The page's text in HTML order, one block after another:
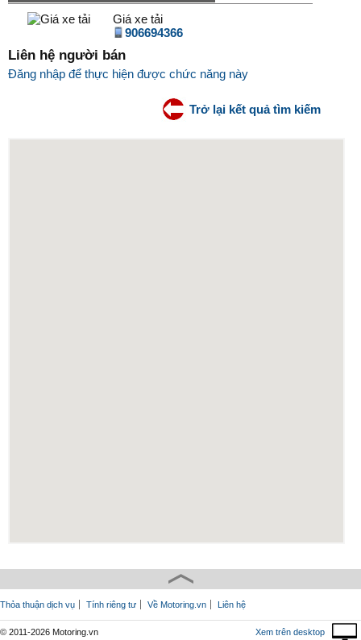
Giá xe tải
906694366
Liên hệ người bán
Đăng nhập để thực hiện được chức năng này
Trở lại kết quả tìm kiếm
Thỏa thuận dịch vụ Tính riêng tư Về Motoring.vn Liên hệ
© 2011-2026 Motoring.vn Xem trên desktop